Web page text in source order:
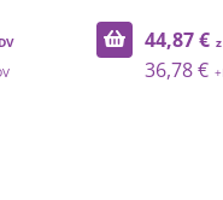
44,87 €
36,78 €